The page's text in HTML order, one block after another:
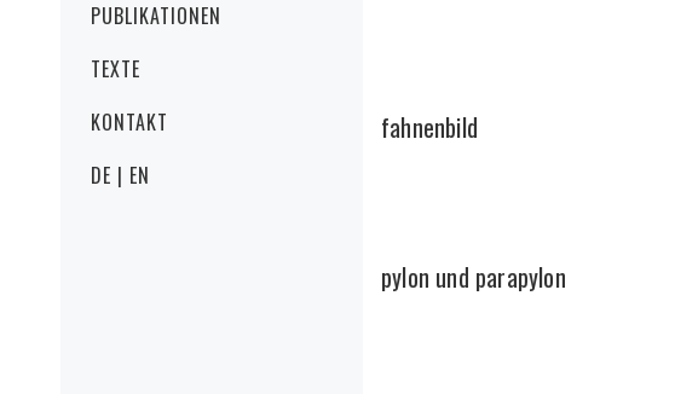
PUBLIKATIONEN
TEXTE
KONTAKT
DE | EN
fahnenbild
pylon und parapylon